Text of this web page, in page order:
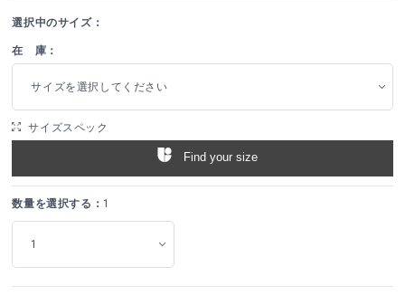
選択中のサイズ：
在 庫：
サイズを選択してください
サイズスペック
Find your size
数量を選択する： 1